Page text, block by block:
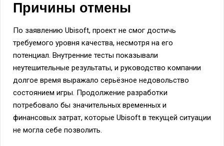
Причины отмены
По заявлению Ubisoft, проект не смог достичь
требуемого уровня качества, несмотря на его
потенциал. Внутренние тесты показывали
неутешительные результаты, и руководство компании
долгое время выражало серьёзное недовольство
состоянием игры. Продолжение разработки
потребовало бы значительных временных и
финансовых затрат, которые Ubisoft в текущей ситуации
не могла себе позволить.